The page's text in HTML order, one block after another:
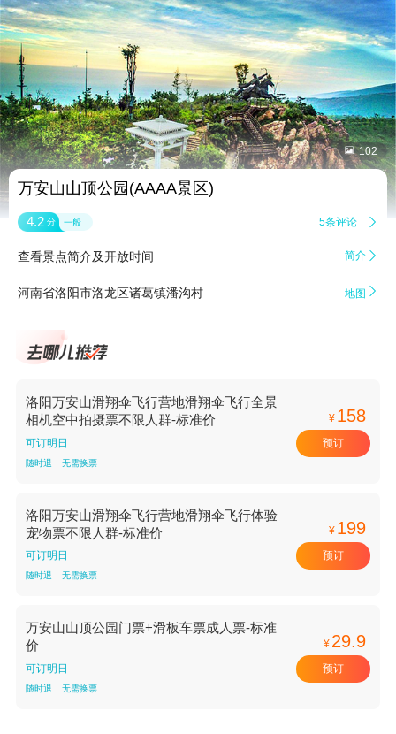
 102
万安山山顶公园(AAAA景区)
4.2 分 一般 5条评论 
查看景点简介及开放时间 简介 
河南省洛阳市洛龙区诸葛镇潘沟村 地图 
洛阳万安山滑翔伞飞行营地滑翔伞飞行全景
相机空中拍摄票不限人群-标准价
可订明日
随时退 无需换票
¥ 158
预订
洛阳万安山滑翔伞飞行营地滑翔伞飞行体验
宠物票不限人群-标准价
可订明日
随时退 无需换票
¥ 199
预订
万安山山顶公园门票+滑板车票成人票-标准
价
可订明日
随时退 无需换票
¥ 29.9
预订
